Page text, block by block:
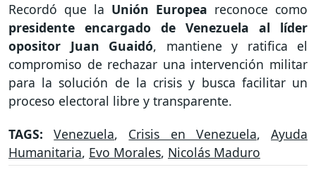
Recordó que la Unión Europea reconoce como
presidente encargado de Venezuela al líder
opositor Juan Guaidó, mantiene y ratifica el
compromiso de rechazar una intervención militar
para la solución de la crisis y busca facilitar un
proceso electoral libre y transparente.
TAGS:Venezuela, Crisis en Venezuela,Ayuda
Humanitaria, Evo Morales, Nicolás Maduro